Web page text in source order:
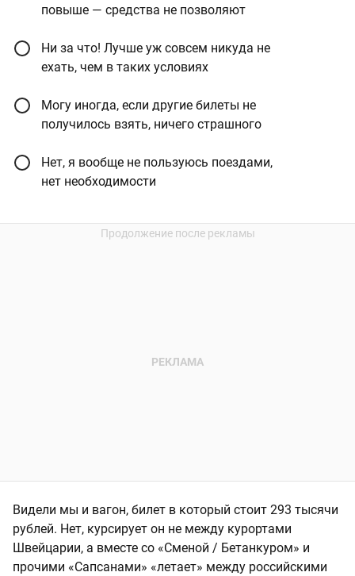
повыше — средства не позволяют
Ни за что! Лучше уж совсем никуда не
ехать, чем в таких условиях
Могу иногда, если другие билеты не
получилось взять, ничего страшного
Нет, я вообще не пользуюсь поездами,
нет необходимости
Видели мы и вагон, билет в который стоит 293 тысячи
рублей. Нет, курсирует он не между курортами
Швейцарии, а вместе со «Сменой / Бетанкуром» и
прочими «Сапсанами» «летает» между российскими